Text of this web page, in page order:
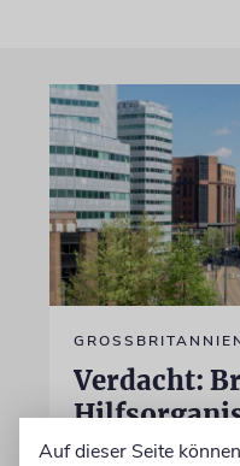
Verdacht:
Hamas
Auf dieser Seite